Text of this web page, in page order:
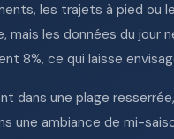
les trajets à pied
les données du jour
8%, ce qui laisse
dans une plage
une ambiance de mi-